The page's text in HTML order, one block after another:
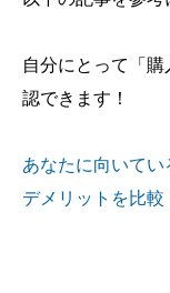
自分にとって「
認できます！
あなたに向いて
デメリットを比較